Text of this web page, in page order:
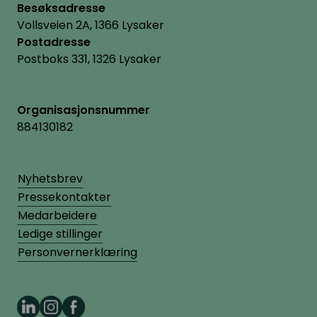
Besøksadresse
Vollsveien 2A, 1366 Lysaker
Postadresse
Postboks 331, 1326 Lysaker
Organisasjonsnummer
884130182
Nyhetsbrev
Pressekontakter
Medarbeidere
Ledige stillinger
Personvernerklæring